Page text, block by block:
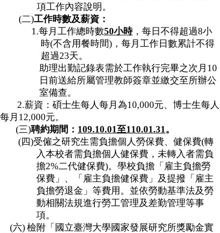
項工作內容說明。
(二)工作時數及薪資：
1.每月工作總時數50小時，每日不得超過8小
時(不含用餐時間)，每月工作日數累計不得
超過23天。
助理出勤記錄表需於工作執行完畢之次月 10
日前送給所屬管理教師簽章並繳交至所辦公
室備查。
2.薪資：碩士生每人每月為10,000元、博士生每人
每月 12,000元。
(三)聘約期間： 109.10.01至110.01.31 。
(四)受僱之研究生需負擔個人勞保費、健保費(轉
入本校者需負擔個人健保費，未轉入者需負
擔2%二代健保費)。學校負擔「雇主負擔勞
保費」、「雇主負擔健保費」及提撥「雇主
負擔勞退金」等費用。 並依勞動基準法及勞
動相關法規進行勞工管理及差勤管理等事
項。
(六)檢附「國立臺灣大學國家發展研究所獎勵金實